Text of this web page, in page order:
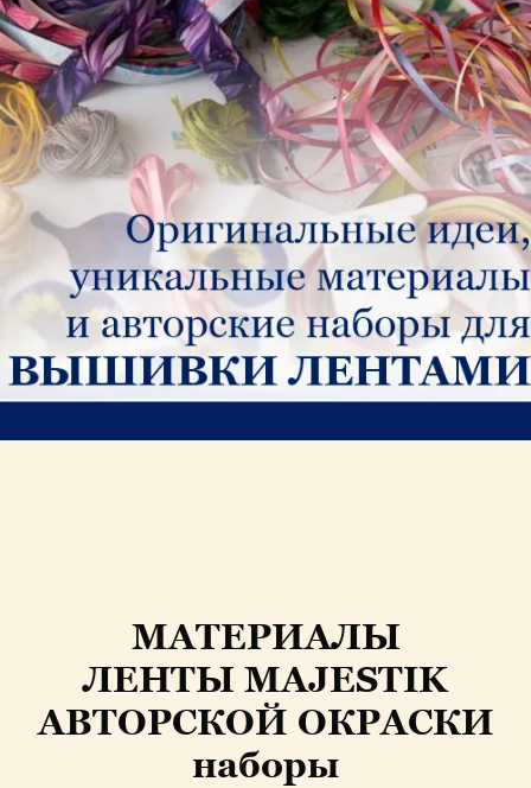
МАТЕРИАЛЫ
ЛЕНТЫ MAJESTIK
АВТОРСКОЙ ОКРАСКИ
наборы